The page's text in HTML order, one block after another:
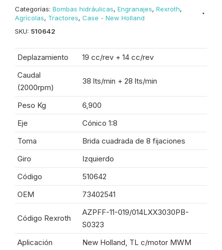
Categorías: Bombas hidráulicas, Engranajes, Rexroth,
Agrícolas, Tractores, Case - New Holland
SKU: 510642
Deplazamiento
19 cc/rev + 14 cc/rev
Caudal
(2000rpm)
38 lts/min + 28 lts/min
Peso Kg
6,900
Eje
Cónico 1:8
Toma
Brida cuadrada de 8 fijaciones
Giro
Izquierdo
Código
510642
OEM
73402541
Código Rexroth
AZPFF-11-019/014LXX3030PB-
S0323
Aplicación
New Holland, TL c/motor MWM